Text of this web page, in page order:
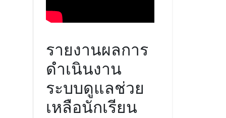
รายงานผลการ
ดำเนินงาน
ระบบดูแลช่วย
เหลือนักเรียน